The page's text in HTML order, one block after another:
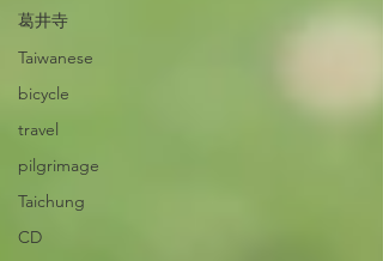
葛井寺
Taiwanese
bicycle
travel
pilgrimage
Taichung
CD